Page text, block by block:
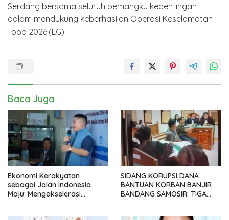
Serdang bersama seluruh pemangku kepentingan
dalam mendukung keberhasilan Operasi Keselamatan
Toba 2026.(LG)
Baca Juga
Ekonomi Kerakyatan
sebagai Jalan Indonesia
Maju: Mengakselerasi
SIDANG KORUPSI DANA
BANTUAN KORBAN BANJIR
BANDANG SAMOSIR: TIGA